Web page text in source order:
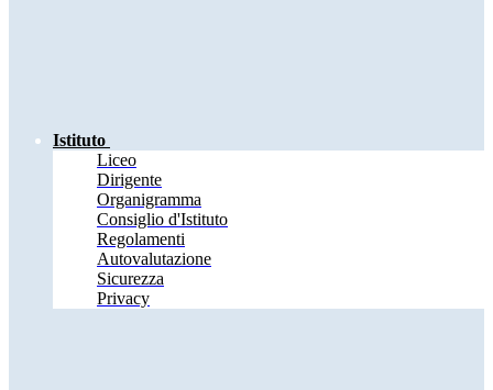
Istituto
Liceo
Dirigente
Organigramma
Consiglio d'Istituto
Regolamenti
Autovalutazione
Sicurezza
Privacy